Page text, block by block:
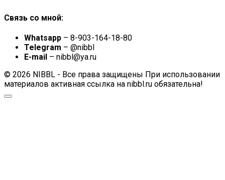
Связь со мной:
Whatsapp – 8-903-164-18-80
Telegram – @nibbl
E-mail – nibbl@ya.ru
© 2026 NIBBL - Все права защищены При использовании
материалов активная ссылка на nibbl.ru обязательна!